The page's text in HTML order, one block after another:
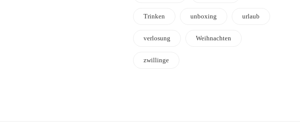
Trinken unboxing urlaub
verlosung Weihnachten
zwillinge